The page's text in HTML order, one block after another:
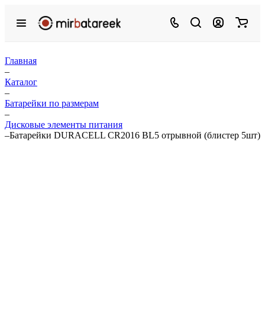
Главная
–
Каталог
–
Батарейки по размерам
–
Дисковые элементы питания
–Батарейки DURACELL CR2016 BL5 отрывной (блистер 5шт)